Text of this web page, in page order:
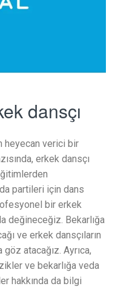
dansçı
heyecan verici bir
erkek dansçı
partileri için dans
bir erkek
değineceğiz. Bekarlığa
ve erkek dansçıların
atacağız. Ayrıca,
ve bekarlığa veda
hakkında da bilgi